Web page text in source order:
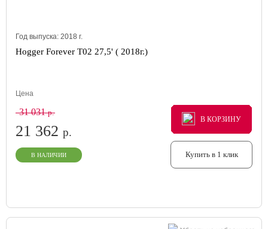
Год выпуска: 2018 г.
Hogger Forever T02 27,5' ( 2018г.)
Цена
31 031р.
21 362 р.
В НАЛИЧИИ
В КОРЗИНУ
В КОРЗИНУ
В КОРЗИНУ
Купить в 1 клик